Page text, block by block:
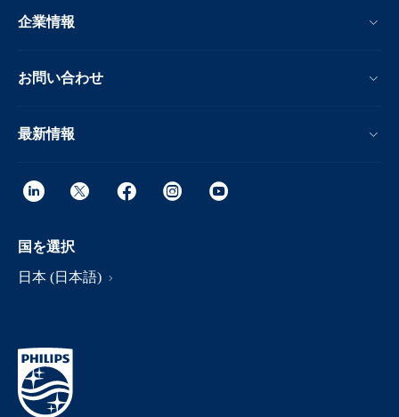
企業情報
お問い合わせ
最新情報
国を選択
日本 (日本語)